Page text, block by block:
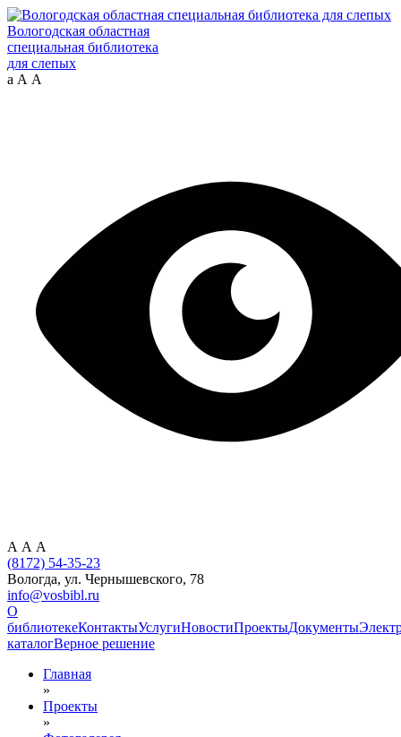
Вологодская областная
специальная библиотека
для слепых
а А А
А А А
(8172) 54-35-23
Вологда, ул. Чернышевского, 78
info@vosbibl.ru
О
библиотекеКонтактыУслугиНовостиПроектыДокументы
каталогВерное решение
Главная
»
Проекты
»